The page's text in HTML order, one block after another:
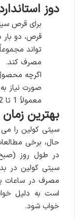
دوز
قرص، دو
مصرف کند.
معمولاً 1 تا 2 قرص، یک یا دو بار در روز تجویز می شود.
بهترین
سیتی کولین را
حال، برخی
در طول روز
سیتی کولین در
مصرف در ساعات
است به دلیل
خواب شود.